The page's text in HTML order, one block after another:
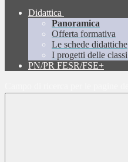
Didattica
Panoramica
Offerta formativa
Le schede didattiche
I progetti delle classi
PN/PR FESR/FSE+